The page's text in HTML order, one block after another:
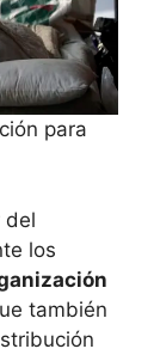
para
del
los
también